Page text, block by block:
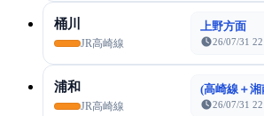
桶川
JR高崎線
上野方面
26/07/31
浦和
JR高崎線
(高崎線＋
26/07/31